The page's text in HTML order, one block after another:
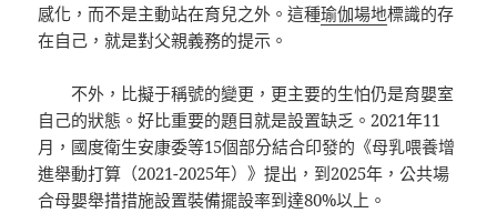
感化，而不是主動站在育兒之外。這種瑜伽場地標識的存
在自己，就是對父親義務的提示。
不外，比擬于稱號的變更，更主要的生怕仍是育嬰室
自己的狀態。好比重要的題目就是設置缺乏。2021年11
月，國度衛生安康委等15個部分結合印發的《母乳喂養增
進舉動打算（2021-2025年）》提出，到2025年，公共場
合母嬰舉措措施設置裝備擺設率到達80%以上。